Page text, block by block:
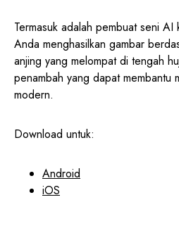
Termasuk adalah pembuat seni AI
Anda menghasilkan gambar
anjing yang melompat di tengah
penambah yang dapat membantu
modern.
Download untuk:
Android
iOS